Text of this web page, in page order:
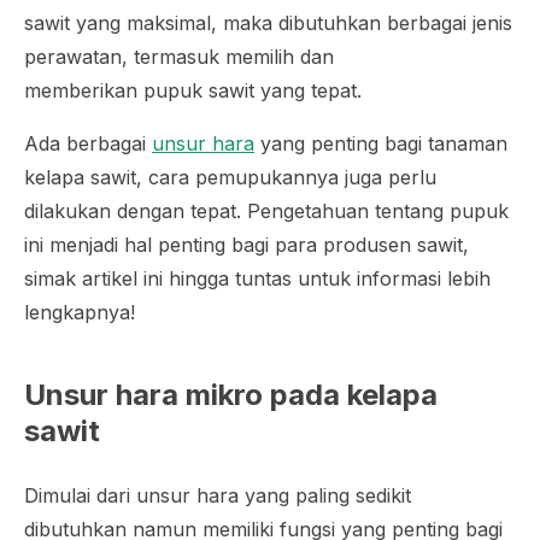
sawit yang maksimal, maka dibutuhkan berbagai jenis
perawatan, termasuk memilih dan
memberikan pupuk sawit yang tepat.
Ada berbagai unsur hara yang penting bagi tanaman
kelapa sawit, cara pemupukannya juga perlu
dilakukan dengan tepat. Pengetahuan tentang pupuk
ini menjadi hal penting bagi para produsen sawit,
simak artikel ini hingga tuntas untuk informasi lebih
lengkapnya!
Unsur hara mikro pada kelapa
sawit
Dimulai dari unsur hara yang paling sedikit
dibutuhkan namun memiliki fungsi yang penting bagi